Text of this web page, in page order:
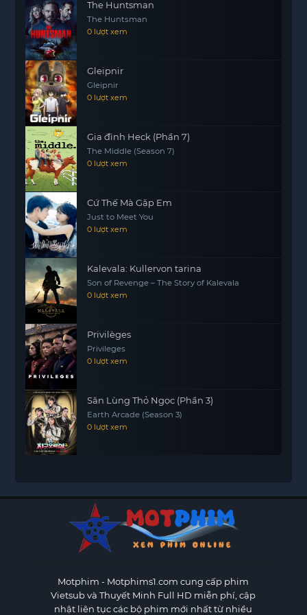
nhắc nhở về việc trân trọng những khoảnh khắc
giản dị nhưng quý giá trong cuộc sống hàng
ngày.
The Huntsman
The Huntsman
0 lượt xem
Gleipnir
Gleipnir
0 lượt xem
Gia đình Heck (Phần 7)
The Middle (Season 7)
0 lượt xem
Cứ Thế Mà Gặp Em
Just to Meet You
0 lượt xem
Kalevala: Kullervon tarina
Son of Revenge – The Story of Kalevala
0 lượt xem
Privilèges
Privileges
0 lượt xem
Săn Lùng Thỏ Ngọc (Phần 3)
Earth Arcade (Season 3)
0 lượt xem
Motphim - Motphims1.com cung cấp phim
Vietsub và Thuyết Minh Full HD miễn phí, cập
nhật liên tục các bộ phim mới nhất từ nhiều